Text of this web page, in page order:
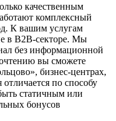
качественным
комплексный
К вашим услугам
в B2B-секторе. Мы
без информационной
вы сможете
бизнес-центрах,
отличается по способу
статичным или
бонусов